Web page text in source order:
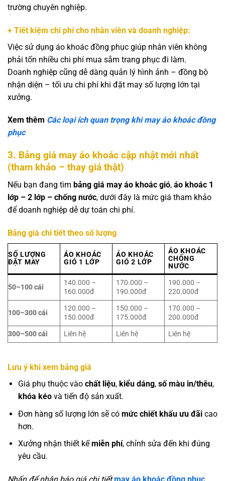
trường chuyên nghiệp.
+ Tiết kiệm chi phí cho nhân viên và doanh nghiệp:
Việc sử dụng áo khoác đồng phục giúp nhân viên không
phải tốn nhiều chi phí mua sắm trang phục đi làm.
Doanh nghiệp cũng dễ dàng quản lý hình ảnh – đồng bộ
nhận diện – tối ưu chi phí khi đặt may số lượng lớn tại
xưởng.
Xem thêm Các loại ích quan trọng khi may áo khoác đồng
phục
3. Bảng giá may áo khoác cập nhật mới nhất
(tham khảo – thay giá thật)
Nếu bạn đang tìm bảng giá may áo khoác gió, áo khoác 1
lớp – 2 lớp – chống nước, dưới đây là mức giá tham khảo
để doanh nghiệp dễ dự toán chi phí.
Bảng giá chi tiết theo số lượng
SỐ LƯỢNG
ĐẶT MAY
ÁO KHOÁC
GIÓ 1 LỚP
ÁO KHOÁC
GIÓ 2 LỚP
ÁO KHOÁC
CHỐNG
NƯỚC
50–100 cái
140.000 –
160.000đ
170.000 –
190.000đ
190.000 –
220.000đ
100–300 cái
120.000 –
150.000đ
150.000 –
175.000đ
170.000 –
200.000đ
300–500 cái
Liên hệ Liên hệ Liên hệ
Lưu ý khi xem bảng giá
Giá phụ thuộc vào chất liệu, kiểu dáng, số màu in/thêu,
khóa kéovà tiến độ sản xuất.
Đơn hàng số lượng lớn sẽ có mức chiết khấu ưu đãicao
hơn.
Xưởng nhận thiết kếmiễn phí, chỉnh sửa đến khi đúng
yêu cầu.